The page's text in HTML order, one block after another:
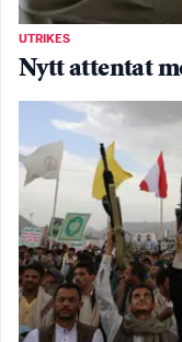
UTRIKES
Nytt attentat